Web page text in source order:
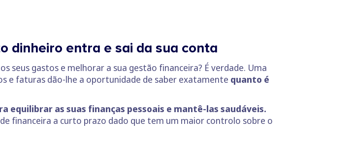
dinheiro entra e sai da sua conta
seus gastos e melhorar a sua gestão financeira? É verdade. Uma
e faturas dão-lhe a oportunidade de saber exatamente quanto é
equilibrar as suas finanças pessoais e mantê-las saudáveis.
financeira a curto prazo dado que tem um maior controlo sobre o